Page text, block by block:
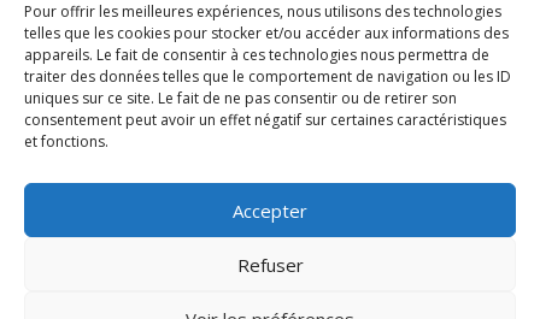
Pour offrir les meilleures expériences, nous utilisons des technologies
telles que les cookies pour stocker et/ou accéder aux informations des
appareils. Le fait de consentir à ces technologies nous permettra de
traiter des données telles que le comportement de navigation ou les ID
uniques sur ce site. Le fait de ne pas consentir ou de retirer son
consentement peut avoir un effet négatif sur certaines caractéristiques
et fonctions.
Accepter
Refuser
Newsletter & Presse
Partenaires
Tarifs
Espace Client